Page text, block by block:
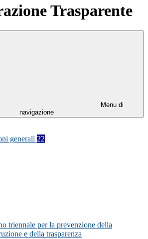
Trasparente
Menu di
navigazione
generali 22
triennale per la prevenzione della
e della trasparenza